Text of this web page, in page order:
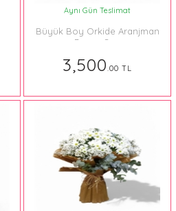
Aynı Gün Teslimat
Büyük Boy Orkide Aranjman
Beyaz Sarı
3,500.00 TL